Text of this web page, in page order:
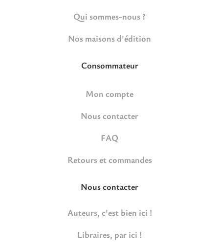
Qui sommes-nous ?
Nos maisons d'édition
Consommateur
Mon compte
Nous contacter
FAQ
Retours et commandes
Nous contacter
Auteurs, c'est bien ici !
Libraires, par ici !